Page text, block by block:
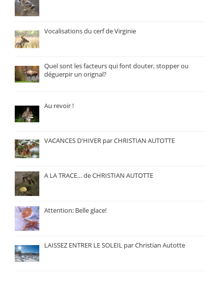
Vocalisations du cerf de Virginie
Quel sont les facteurs qui font douter, stopper ou
déguerpir un orignal?
Au revoir !
VACANCES D'HIVER par CHRISTIAN AUTOTTE
A LA TRACE… de CHRISTIAN AUTOTTE
Attention: Belle glace!
LAISSEZ ENTRER LE SOLEIL par Christian Autotte